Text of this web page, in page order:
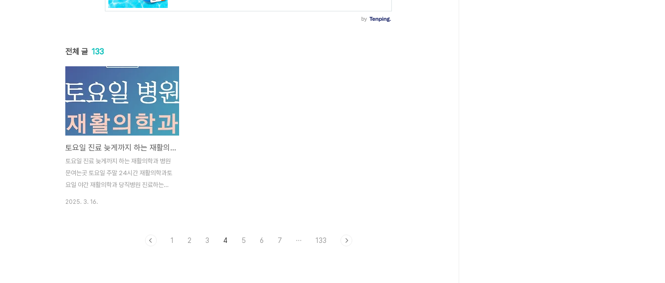
전체 글 133
토요일 진료 늦게까지 하는 재활의학과 병원 문여는곳 | 주말 24시간 재활의학과
토요일 진료 늦게까지 하는 재활의학과 병원
문여는곳 토요일 주말 24시간 재활의학과토
요일 야간 재활의학과 당직병원 진료하는곳
병원 정보다. 저녁 심야 공휴일 야간 24시간
2025. 3. 16.
1 2 3 4 5 6 7 ··· 133